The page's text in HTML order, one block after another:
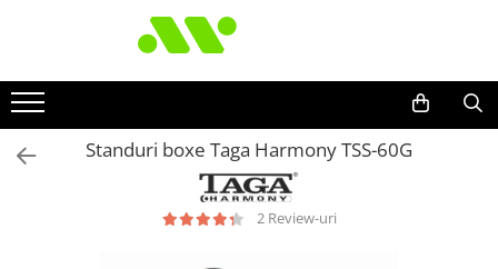
Standuri boxe Taga Harmony TSS-60G
2 Review-uri